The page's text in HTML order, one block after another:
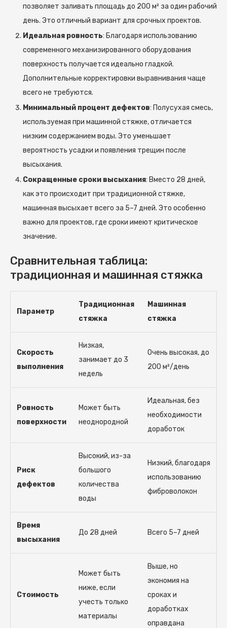
позволяет заливать площадь до 200 м² за один рабочий
день. Это отличный вариант для срочных проектов.
Идеальная ровность: Благодаря использованию
современного механизированного оборудования
поверхность получается идеально гладкой.
Дополнительные корректировки выравнивания чаще
всего не требуются.
Минимальный процент дефектов: Полусухая смесь,
используемая при машинной стяжке, отличается
низким содержанием воды. Это уменьшает
вероятность усадки и появления трещин после
высыхания.
Сокращенные сроки высыхания: Вместо 28 дней,
как это происходит при традиционной стяжке,
машинная высыхает всего за 5–7 дней. Это особенно
важно для проектов, где сроки имеют критическое
значение.
Сравнительная таблица:
традиционная и машинная стяжка
Параметр
Традиционная
стяжка
Машинная
стяжка
Скорость
выполнения
Низкая,
занимает до 3
недель
Очень высокая, до
200 м²/день
Ровность
поверхности
Может быть
неоднородной
Идеальная, без
необходимости
доработок
Риск
дефектов
Высокий, из-за
большого
количества
воды
Низкий, благодаря
использованию
фиброволокон
Время
высыхания
До 28 дней Всего 5–7 дней
Стоимость
Может быть
ниже, если
учесть только
материалы
Выше, но
экономия на
сроках и
доработках
оправдана